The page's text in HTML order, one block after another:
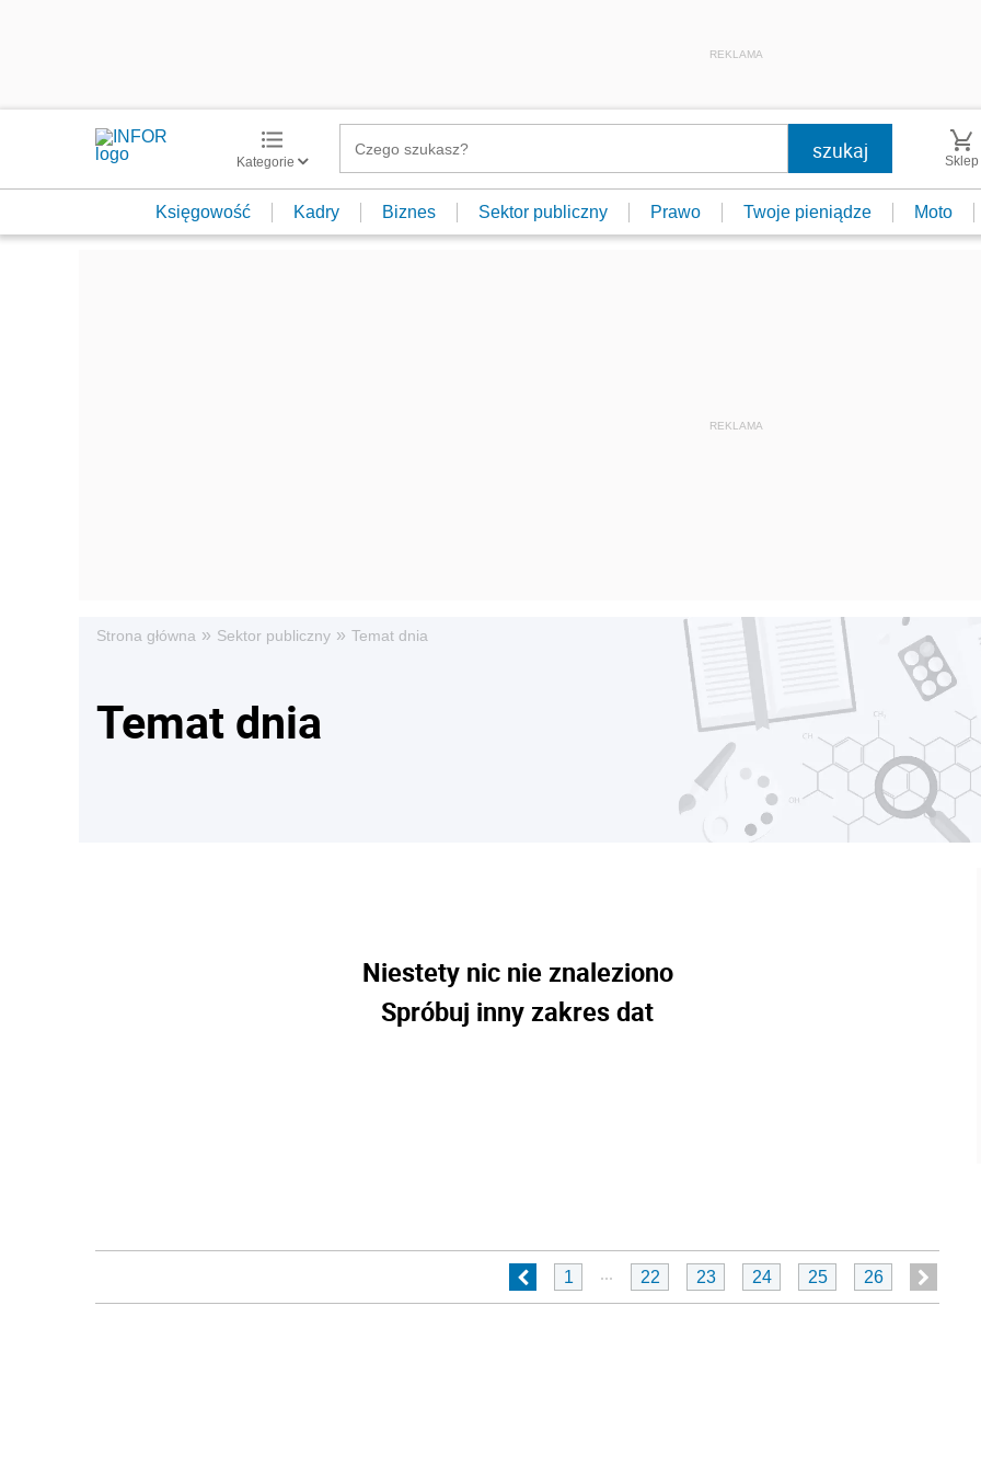
REKLAMA
Kategorie Sklep
Księgowość Kadry Biznes Sektor publiczny Prawo Twoje pieniądze Moto
Strona główna » Sektor publiczny » Temat dnia
Temat dnia
Niestety nic nie znaleziono
Spróbuj inny zakres dat
1 ... 22 23 24 25 26